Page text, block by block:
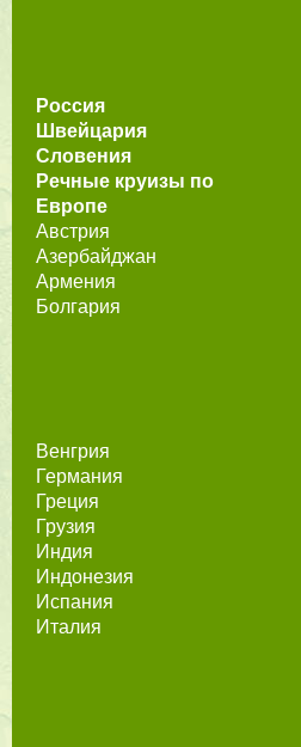
Россия
Швейцария
Словения
Речные круизы по
Европе
Австрия
Азербайджан
Армения
Болгария
Венгрия
Германия
Греция
Грузия
Индия
Индонезия
Испания
Италия